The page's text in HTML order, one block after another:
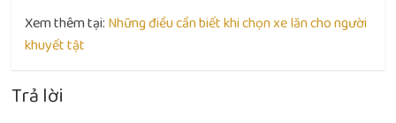
Xem thêm tại: Những điều cần biết khi chọn xe lăn cho người
khuyết tật
Trả lời